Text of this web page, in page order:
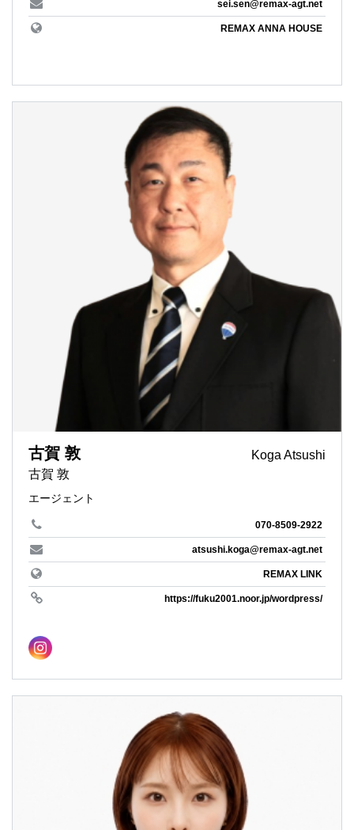
sei.sen@remax-agt.net
REMAX ANNA HOUSE
古賀 敦
Koga Atsushi
古賀 敦
エージェント
070-8509-2922
atsushi.koga@remax-agt.net
REMAX LINK
https://fuku2001.noor.jp/wordpress/